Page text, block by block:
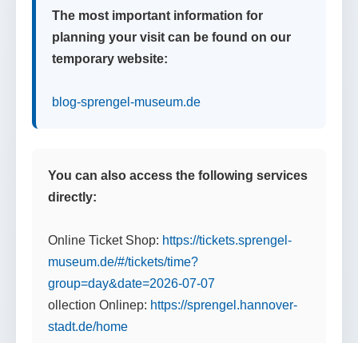
The most important information for
planning your visit can be found on our
temporary website:
blog-sprengel-museum.de
You can also access the following services
directly:
Online Ticket Shop: https://tickets.sprengel-
museum.de/#/tickets/time?
group=day&date=2026-07-07
ollection Onlinep: https://sprengel.hannover-
stadt.de/home